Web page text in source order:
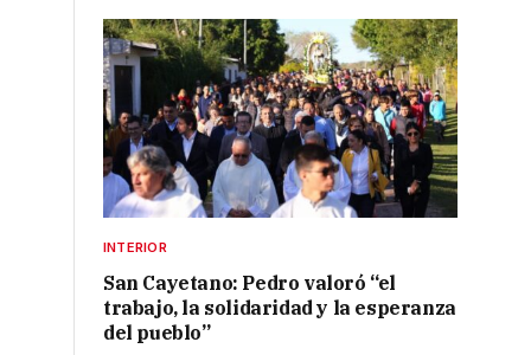
INTERIOR
San Cayetano: Pedro valoró “el
trabajo, la solidaridad y la esperanza
del pueblo”